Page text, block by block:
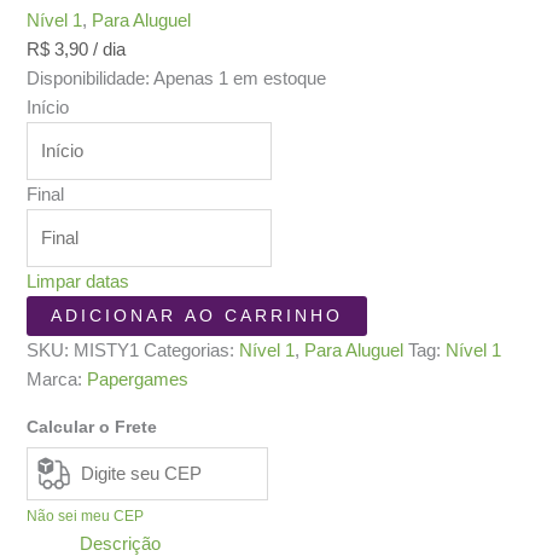
Nível 1 , Para Aluguel
R$ 3,90 / dia
Disponibilidade: Apenas 1 em estoque
Início
Final
Limpar datas
Misty
quantidade
ADICIONAR AO CARRINHO
SKU: MISTY1 Categorias: Nível 1 , Para Aluguel Tag: Nível 1
Marca: Papergames
Calcular o Frete
Não sei meu CEP
Descrição